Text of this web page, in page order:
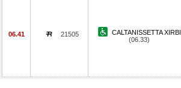
06.41 21505
CALTANISSETTA XIRBI
(06.33)